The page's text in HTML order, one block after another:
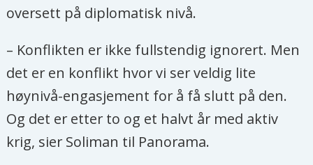
oversett på diplomatisk nivå.
– Konflikten er ikke fullstendig ignorert. Men
det er en konflikt hvor vi ser veldig lite
høynivå-engasjement for å få slutt på den.
Og det er etter to og et halvt år med aktiv
krig, sier Soliman til Panorama.